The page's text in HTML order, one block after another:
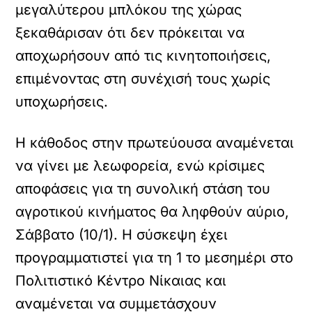
μεγαλύτερου μπλόκου της χώρας
ξεκαθάρισαν ότι δεν πρόκειται να
αποχωρήσουν από τις κινητοποιήσεις,
επιμένοντας στη συνέχισή τους χωρίς
υποχωρήσεις.
Η κάθοδος στην πρωτεύουσα αναμένεται
να γίνει με λεωφορεία, ενώ κρίσιμες
αποφάσεις για τη συνολική στάση του
αγροτικού κινήματος θα ληφθούν αύριο,
Σάββατο (10/1). Η σύσκεψη έχει
προγραμματιστεί για τη 1 το μεσημέρι στο
Πολιτιστικό Κέντρο Νίκαιας και
αναμένεται να συμμετάσχουν